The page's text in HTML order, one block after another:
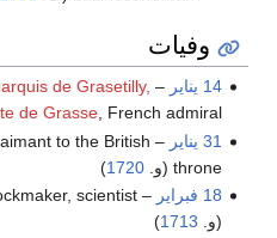
وفيات
14 يناير –
de Grasetilly,
de Grasse, French admiral (و.
31 يناير
–
to the British
throne (و.
1720
)
18 فبراير
–
scientist
(و. 1713
)